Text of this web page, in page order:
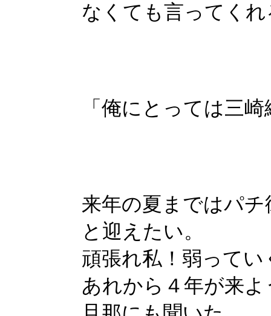
なくても言ってくれ
「俺にとっては三
来年の夏まではパ
と迎えたい。
頑張れ私！弱って
あれから４年が来